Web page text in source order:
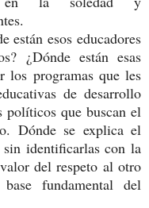
esos educadores
¿Dónde están esas
los programas que les
de desarrollo
políticos que buscan el
Dónde se explica el
identificarlas con la
del respeto al otro
fundamental del